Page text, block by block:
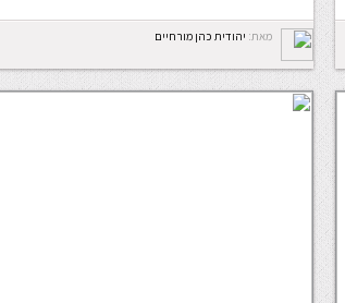
מאת: יהודית כהן מורחיים